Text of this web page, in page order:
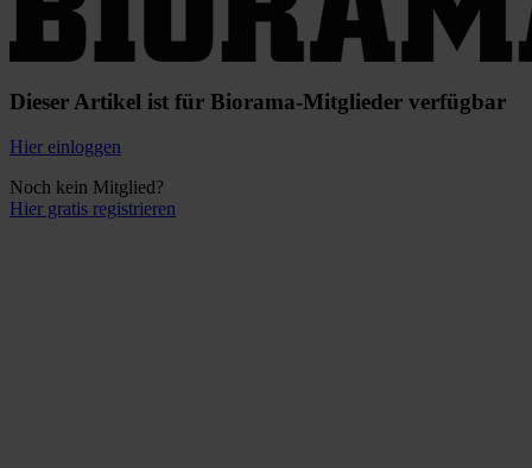
Dieser Artikel ist für Biorama-Mitglieder verfügbar
Hier einloggen
Noch kein Mitglied?
Hier gratis registrieren